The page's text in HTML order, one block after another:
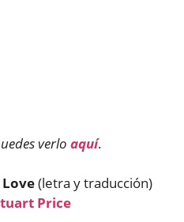
verlo aquí.
(letra y traducción)
Price